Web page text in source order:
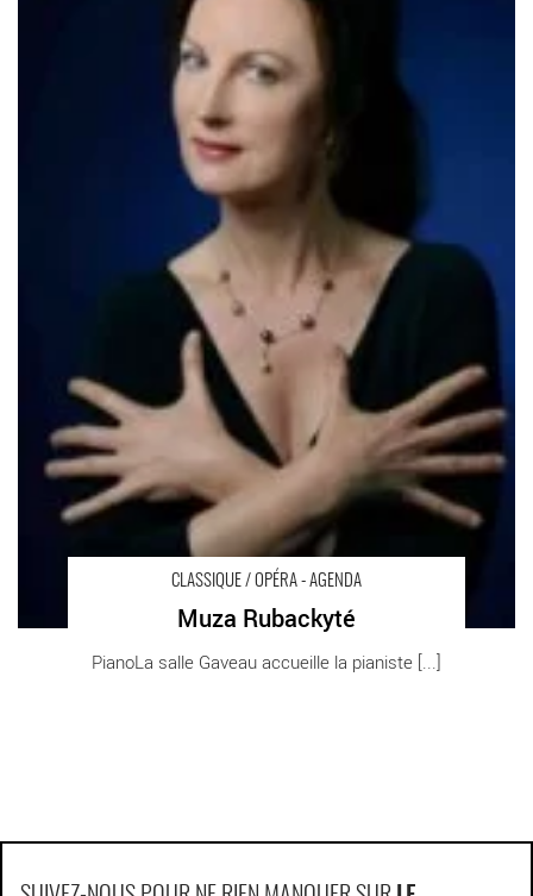
CLASSIQUE / OPÉRA - AGENDA
Muza Rubackyté
PianoLa salle Gaveau accueille la pianiste [...]